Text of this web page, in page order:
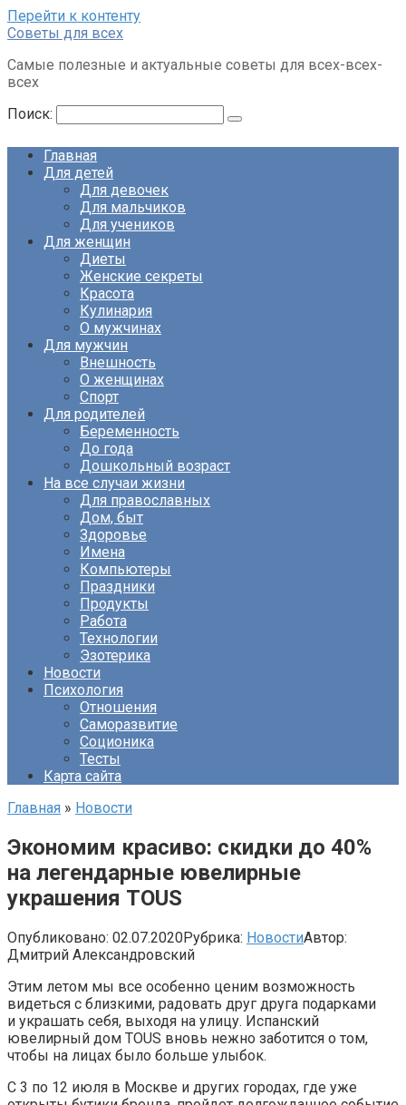
Перейти к контенту
Советы для всех
Самые полезные и актуальные советы для всех-всех-
всех
Поиск:
Главная
Для детей
Для девочек
Для мальчиков
Для учеников
Для женщин
Диеты
Женские секреты
Красота
Кулинария
О мужчинах
Для мужчин
Внешность
О женщинах
Спорт
Для родителей
Беременность
До года
Дошкольный возраст
На все случаи жизни
Для православных
Дом, быт
Здоровье
Имена
Компьютеры
Праздники
Продукты
Работа
Технологии
Эзотерика
Новости
Психология
Отношения
Саморазвитие
Соционика
Тесты
Карта сайта
Главная » Новости
Экономим красиво: скидки до 40%
на легендарные ювелирные
украшения TOUS
Опубликовано: 02.07.2020Рубрика: НовостиАвтор:
Дмитрий Александровский
Этим летом мы все особенно ценим возможность
видеться с близкими, радовать друг друга подарками
и украшать себя, выходя на улицу. Испанский
ювелирный дом TOUS вновь нежно заботится о том,
чтобы на лицах было больше улыбок.
С 3 по 12 июля в Москве и других городах, где уже